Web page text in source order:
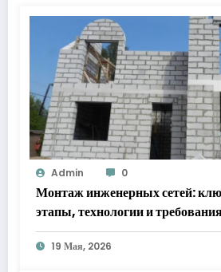
Admin 0
Монтаж инженерных сетей:
этапы, технологии и
19 Мая, 2026